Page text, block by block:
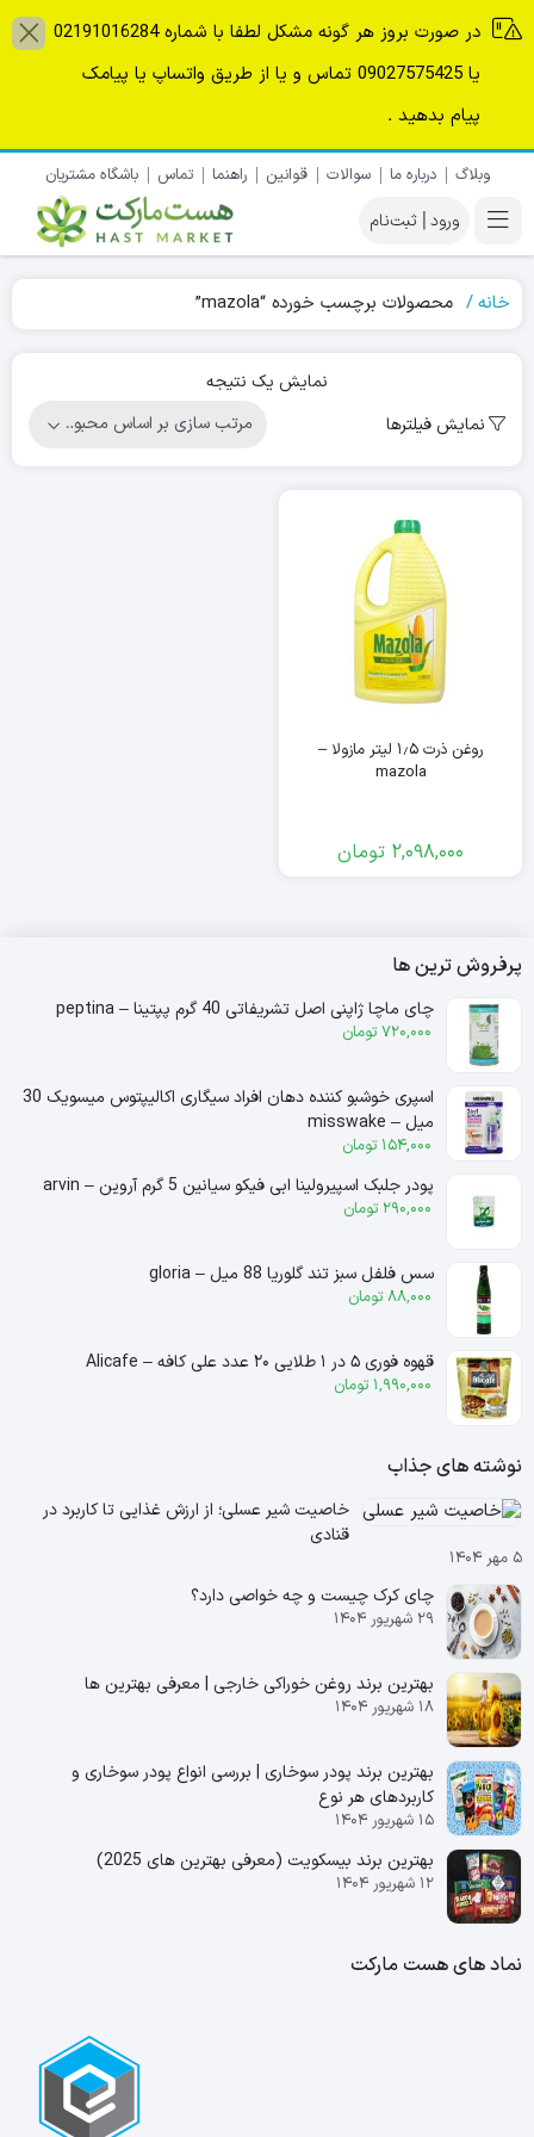
در صورت بروز هر گونه مشکل لطفا با شماره 02191016284
یا 09027575425 تماس و یا از طریق واتساپ یا پیامک
پیام بدهید .
وبلاگ درباره ما سوالات قوانین راهنما تماس باشگاه مشتریان
|
خانه محصولات برچسب خورده “mazola”
نمایش یک نتیجه
نمایش فیلترها
روغن ذرت ۱٫۵ لیتر مازولا –
mazola
2,098,000 تومان
پرفروش ترین ها
چای ماچا ژاپنی اصل تشریفاتی 40 گرم پپتینا – peptina
720,000 تومان
اسپری خوشبو کننده دهان افراد سیگاری اکالیپتوس میسویک 30
میل – misswake
154,000 تومان
پودر جلبک اسپیرولینا ابی فیکو سیانین 5 گرم آروین – arvin
290,000 تومان
سس فلفل سبز تند گلوریا 88 میل – gloria
88,000 تومان
قهوه فوری ۵ در ۱ طلایی ۲۰ عدد علی کافه – Alicafe
1,990,000 تومان
نوشته های جذاب
خاصیت شیر عسلی؛ از ارزش غذایی تا کاربرد در
قنادی
۵ مهر ۱۴۰۴
چای کرک چیست و چه خواصی دارد؟
۲۹ شهریور ۱۴۰۴
بهترین برند روغن خوراکی خارجی | معرفی بهترین ها
۱۸ شهریور ۱۴۰۴
بهترین برند پودر سوخاری | بررسی انواع پودر سوخاری و
کاربردهای هر نوع
۱۵ شهریور ۱۴۰۴
بهترین برند بیسکویت (معرفی بهترین‌ های 2025)
۱۲ شهریور ۱۴۰۴
نماد های هست مارکت